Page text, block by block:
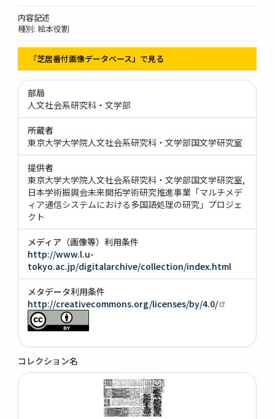
内容記述
種別: 絵本役割
『芝居番付画像データベース』で見る
部局
人文社会系研究科・文学部
所蔵者
東京大学大学院人文社会系研究科・文学部国文学研究室
提供者
東京大学大学院人文社会系研究科・文学部国文学研究室
日本学術振興会未来開拓学術研究推進事業「マルチメデ
ィア通信システムにおける多国語処理の研究」プロジェ
クト
メディア（画像等）利用条件
http://www.l.u-
tokyo.ac.jp/digitalarchive/collection/index.html
メタデータ利用条件
http://creativecommons.org/licenses/by/4.0/
コレクション名